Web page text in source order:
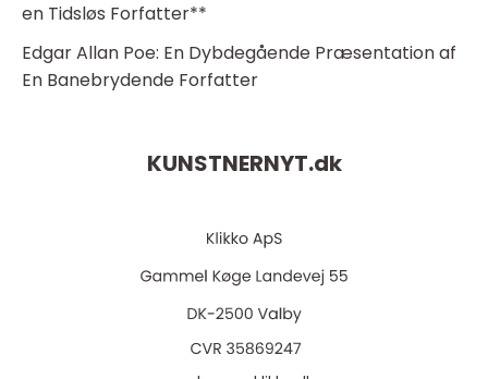
en Tidsløs Forfatter**
Edgar Allan Poe: En Dybdegående Præsentation af
En Banebrydende Forfatter
KUNSTNERNYT.dk